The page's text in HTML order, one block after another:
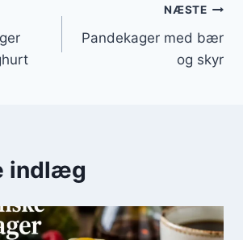
NÆSTE
Pandekager med bær
og skyr
indlæg